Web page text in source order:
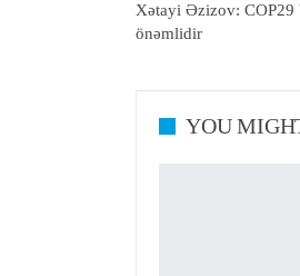
Xətayi Əzizov: COP29
önəmlidir
YOU